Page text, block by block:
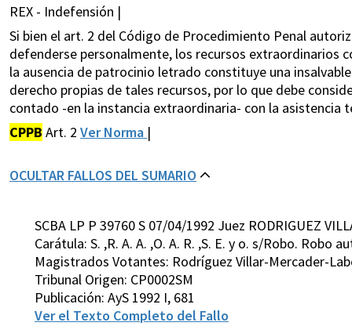
REX - Indefensión |
Si bien el art. 2 del Código de Procedimiento Penal
defenderse personalmente, los recursos extraordinarios
la ausencia de patrocinio letrado constituye una
derecho propias de tales recursos, por lo que debe
contado -en la instancia extraordinaria- con la asistencia
CPPB Art. 2 Ver Norma |
OCULTAR FALLOS DEL SUMARIO
SCBA LP P 39760 S 07/04/1992 Juez RODRIGUEZ
Carátula: S. ,R. A. A. ,O. A. R. ,S. E. y o. s/Robo. Robo
Magistrados Votantes: Rodríguez Villar-Mercader-
Tribunal Origen: CP0002SM
Publicación: AyS 1992 I, 681
Ver el Texto Completo del Fallo